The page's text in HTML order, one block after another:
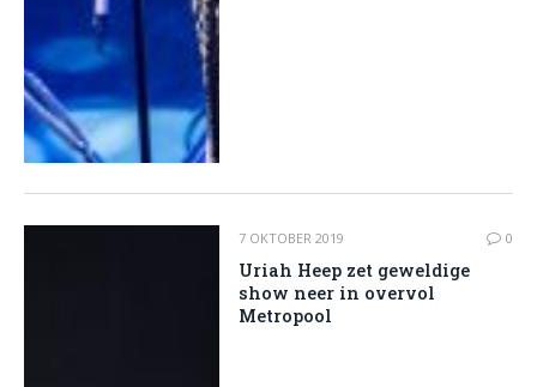
7 OKTOBER 2019 0
Uriah Heep zet geweldige
show neer in overvol
Metropool